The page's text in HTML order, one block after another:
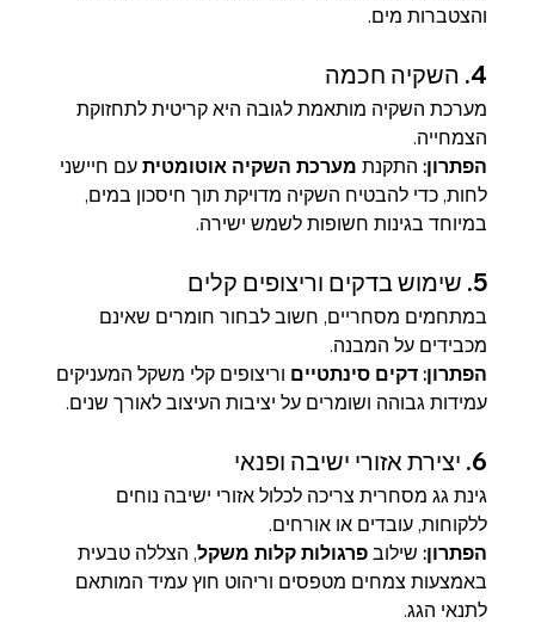
והצטברות מים.
4. השקיה חכמה
מערכת השקיה מותאמת לגובה היא קריטית לתחזוקת
הצמחייה.
הפתרון: התקנת מערכת השקיה אוטומטית עם חיישני
לחות, כדי להבטיח השקיה מדויקת תוך חיסכון במים,
במיוחד בגינות חשופות לשמש ישירה.
5. שימוש בדקים וריצופים קלים
במתחמים מסחריים, חשוב לבחור חומרים שאינם
מכבידים על המבנה.
הפתרון: דקים סינתטיים וריצופים קלי משקל המעניקים
עמידות גבוהה ושומרים על יציבות העיצוב לאורך שנים.
6. יצירת אזורי ישיבה ופנאי
גינת גג מסחרית צריכה לכלול אזורי ישיבה נוחים
ללקוחות, עובדים או אורחים.
הפתרון: שילוב פרגולות קלות משקל, הצללה טבעית
באמצעות צמחים מטפסים וריהוט חוץ עמיד המותאם
לתנאי הגג.